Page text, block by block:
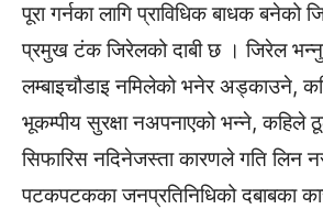
पूरा गर्नका लागि प्राविधिक बाधक बनेको
प्रमुख टंक जिरेलको दाबी छ । जिरेल
लम्बाइचौडाइ नमिलेको भनेर अड्काउने,
भूकम्पीय सुरक्षा नअपनाएको भन्ने, कहिले
सिफारिस नदिनेजस्ता कारणले गति लिन
पटकपटकका जनप्रतिनिधिको दबाबका